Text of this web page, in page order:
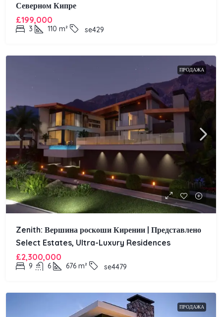
Северном Кипре
£199,000
3 110 m² se429
ПРОДАЖА
Zenith: Вершина роскоши Кирении | Представлено
Select Estates, Ultra-Luxury Residences
£2,300,000
9 6 676 m² se4479
ПРОДАЖА